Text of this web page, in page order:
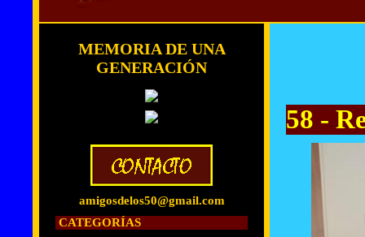
MEMORIA DE UNA
GENERACIÓN
amigosdelos50@gmail.com
CATEGORÍAS
58 -